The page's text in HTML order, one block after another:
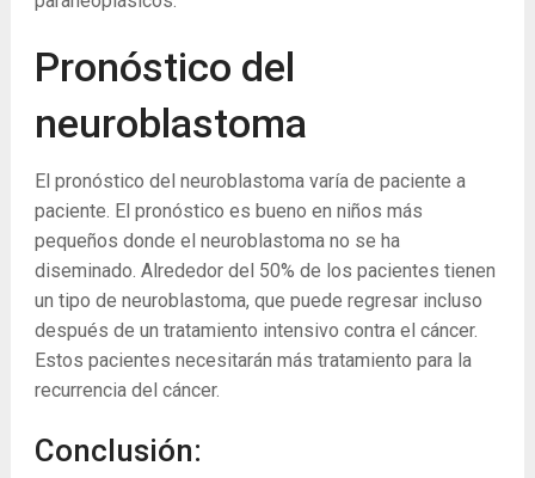
Pronóstico del
neuroblastoma
El pronóstico del neuroblastoma varía de paciente a
paciente. El pronóstico es bueno en niños más
pequeños donde el neuroblastoma no se ha
diseminado. Alrededor del 50% de los pacientes tienen
un tipo de neuroblastoma, que puede regresar incluso
después de un tratamiento intensivo contra el cáncer.
Estos pacientes necesitarán más tratamiento para la
recurrencia del cáncer.
Conclusión: